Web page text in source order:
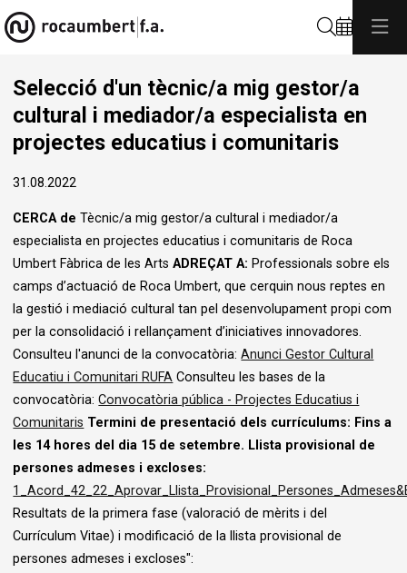
Selecció d'un tècnic/a mig gestor/a
cultural i mediador/a especialista en
projectes educatius i comunitaris
31.08.2022
CERCA deTècnic/a mig gestor/a cultural i mediador/a
especialista en projectes educatius i comunitaris de Roca
Umbert Fàbrica de les ArtsADREÇAT A: Professionals sobre els
camps d’actuació de Roca Umbert, que cerquin nous reptes en
la gestió i mediació cultural tan pel desenvolupament propi com
per la consolidació i rellançament d’iniciatives innovadores.
Consulteu l'anunci de la convocatòria:Anunci Gestor Cultural
Educatiu i Comunitari RUFA Consulteu les bases de la
convocatòria:Convocatòria pública - Projectes Educatius i
Comunitaris Termini de presentació dels currículums: Fins a
les 14 hores del dia 15 de setembre. Llista provisional de
persones admeses i excloses:
Resultats de la primera fase (valoració de mèrits i del
Currículum Vitae) i modificació de la llista provisional de
persones admeses i excloses":